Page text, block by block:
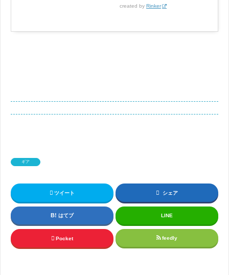
created by Rinker
ギア
ツイート シェア
はてブ LINE
Pocket feedly